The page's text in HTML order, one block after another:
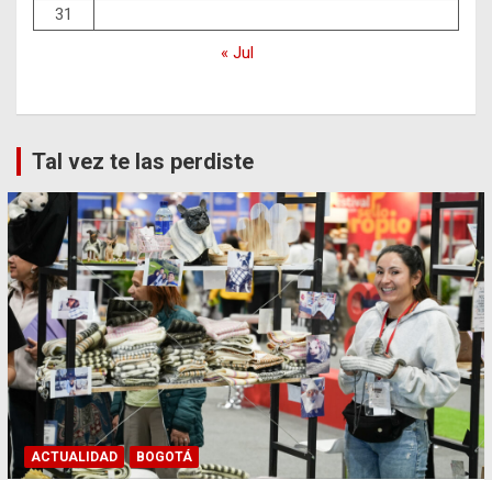
31
« Jul
Tal vez te las perdiste
ACTUALIDAD BOGOTÁ